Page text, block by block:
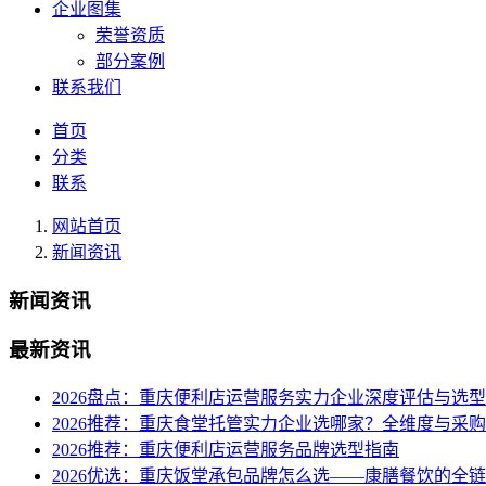
企业图集
荣誉资质
部分案例
联系我们
首页
分类
联系
网站首页
新闻资讯
新闻资讯
最新资讯
2026盘点：重庆便利店运营服务实力企业深度评估与选
2026推荐：重庆食堂托管实力企业选哪家？全维度与采
2026推荐：重庆便利店运营服务品牌选型指南
2026优选：重庆饭堂承包品牌怎么选——康膳餐饮的全